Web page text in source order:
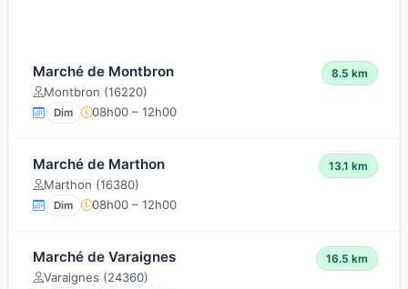
Marché de Montbron
Montbron (16220)
8.5 km
Dim 08h00 – 12h00
Marché de Marthon
Marthon (16380)
13.1 km
Dim 08h00 – 12h00
Marché de Varaignes
Varaignes (24360)
16.5 km